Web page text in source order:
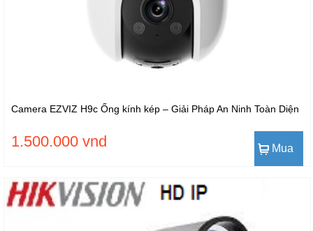
Camera EZVIZ H9c Ống kính kép – Giải Pháp An Ninh Toàn Diện
1.500.000 vnd Mua